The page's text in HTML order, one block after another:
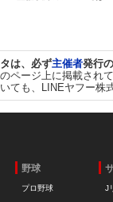
は、必ず主催者発行
ページ上に掲載され
ても、LINEヤフー株
野球
プロ野球 J